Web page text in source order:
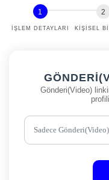
İŞLEM DETAYLARI KIŞISEL
Gönderi(Video)